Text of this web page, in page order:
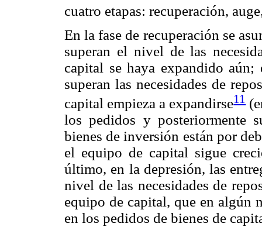
cuatro etapas: recuperación,
En la fase de recuperación se
superan el nivel de las
capital se haya expandido
superan las necesidades de
capital empieza a expandirse11
los pedidos y posteriormente
bienes de inversión están por
el equipo de capital sigue
último, en la depresión, las
nivel de las necesidades de
equipo de capital, que en algún
en los pedidos de bienes de